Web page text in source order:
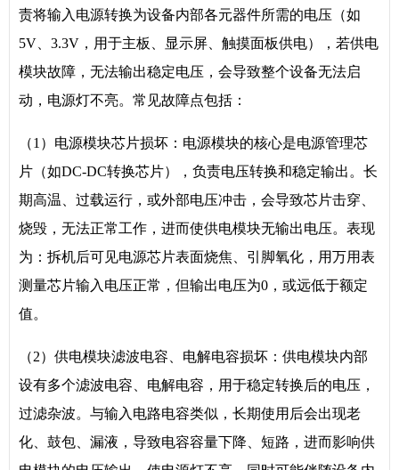
责将输入电源转换为设备内部各元器件所需的电压（如
5V、3.3V，用于主板、显示屏、触摸面板供电），若供电
模块故障，无法输出稳定电压，会导致整个设备无法启
动，电源灯不亮。常见故障点包括：
（1）电源模块芯片损坏：电源模块的核心是电源管理芯
片（如DC-DC转换芯片），负责电压转换和稳定输出。长
期高温、过载运行，或外部电压冲击，会导致芯片击穿、
烧毁，无法正常工作，进而使供电模块无输出电压。表现
为：拆机后可见电源芯片表面烧焦、引脚氧化，用万用表
测量芯片输入电压正常，但输出电压为0，或远低于额定
值。
（2）供电模块滤波电容、电解电容损坏：供电模块内部
设有多个滤波电容、电解电容，用于稳定转换后的电压，
过滤杂波。与输入电路电容类似，长期使用后会出现老
化、鼓包、漏液，导致电容容量下降、短路，进而影响供